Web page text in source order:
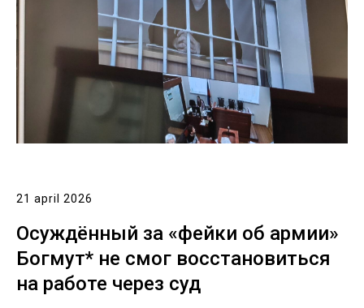
21 april 2026
Осуждённый за «фейки об армии»
Богмут* не смог восстановиться
на работе через суд